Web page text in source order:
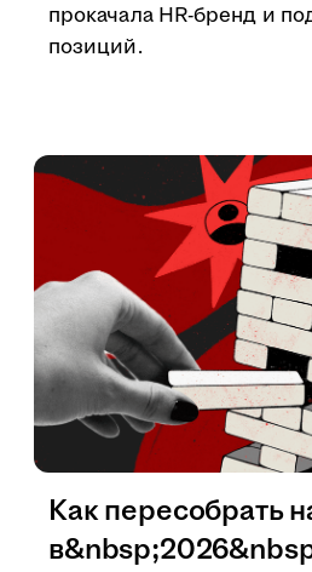
прокачала HR-бренд и
позиций.
Как пересобрать